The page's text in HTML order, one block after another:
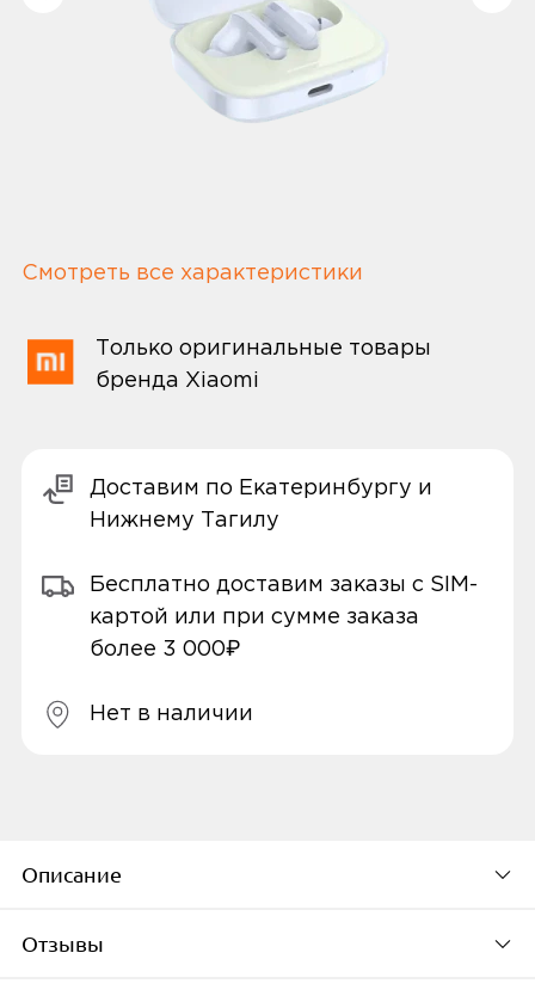
Смотреть все характеристики
Только оригинальные товары
бренда Xiaomi
Доставим по Екатеринбургу и
Нижнему Тагилу
Бесплатно доставим заказы с SIM-
картой или при сумме заказа
более 3 000₽
Нет в наличии
Описание
Беспроводные наушники Xiaomi Redmi
Отзывы